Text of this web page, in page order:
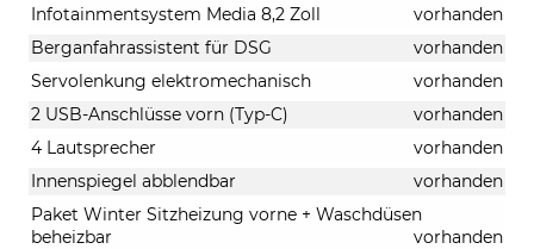
Infotainmentsystem Media 8,2 Zoll
vorhanden
Berganfahrassistent für DSG
vorhanden
Servolenkung elektromechanisch
vorhanden
2 USB-Anschlüsse vorn (Typ-C)
vorhanden
4 Lautsprecher
vorhanden
Innenspiegel abblendbar
vorhanden
Paket Winter Sitzheizung vorne + Waschdüsen
beheizbar
vorhanden